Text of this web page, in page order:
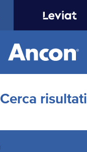
Cerca risultati